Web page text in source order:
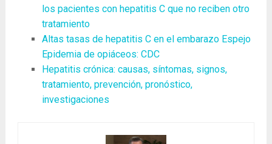
los pacientes con hepatitis C que no reciben otro
tratamiento
Altas tasas de hepatitis C en el embarazo Espejo
Epidemia de opiáceos: CDC
Hepatitis crónica: causas, síntomas, signos,
tratamiento, prevención, pronóstico,
investigaciones